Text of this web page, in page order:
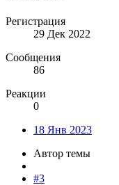
Регистрация
29 Дек 2022
Сообщения
86
Реакции
0
18 Янв 2023
Автор темы
#3